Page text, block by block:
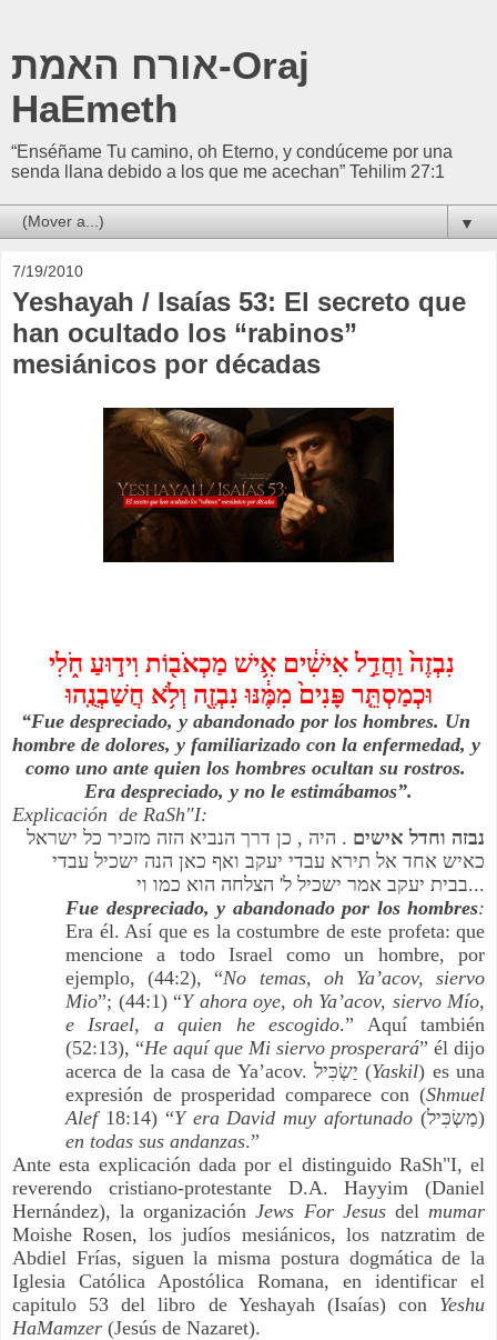
אורח האמת-Oraj
HaEmeth
“Enséñame Tu camino, oh Eterno, y condúceme por una
senda llana debido a los que me acechan” Tehilim 27:1
▼
7/19/2010
Yeshayah / Isaías 53: El secreto que
han ocultado los “rabinos”
mesiánicos por décadas
וּכְמַסְתֵּ֤ר פָּנִים֙ מִמֶּ֔נּוּ נִבְזֶ֖ה וְלֹ֥א חֲשַׁבְנֻֽהוּ
“Fue despreciado, y abandonado por los hombres. Un
hombre de dolores, y familiarizado con la enfermedad, y
como uno ante quien los hombres ocultan su rostros.
Era despreciado, y no le estimábamos”.
Explicación  de RaSh"I:
נבזה וחדל אישים
בבית יעקב אמר ישכיל ל' הצלחה הוא כמו וי...
Fue despreciado, y abandonado por los hombres:
Era él. Así que es la costumbre de este profeta: que
mencione a todo Israel como un hombre, por
ejemplo, (44:2), “No temas, oh Ya’acov, siervo
Mio”; (44:1) “Y ahora oye, oh Ya’acov, siervo Mío,
e Israel, a quien he escogido.” Aquí también
(52:13), “He aquí que Mi siervo prosperará” él dijo
acerca de la casa de Ya’acov. יַשְׂכִּיל (Yaskil) es una
expresión de prosperidad comparece con (Shmuel
Alef 18:14) “Y era David muy afortunado
en todas sus andanzas.”
Ante esta explicación dada por el distinguido RaSh"I, el
reverendo cristiano-protestante D.A. Hayyim (Daniel
Hernández), la organización Jews For Jesus del
Moishe Rosen, los judíos mesiánicos, los natzratim de
Abdiel Frías, siguen la misma postura dogmática de la
Iglesia Católica Apostólica Romana, en identificar el
capitulo 53 del libro de Yeshayah (Isaías) con Yeshu
HaMamzer (Jesús de Nazaret).